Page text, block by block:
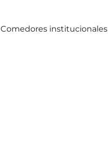
Comedores institucionales